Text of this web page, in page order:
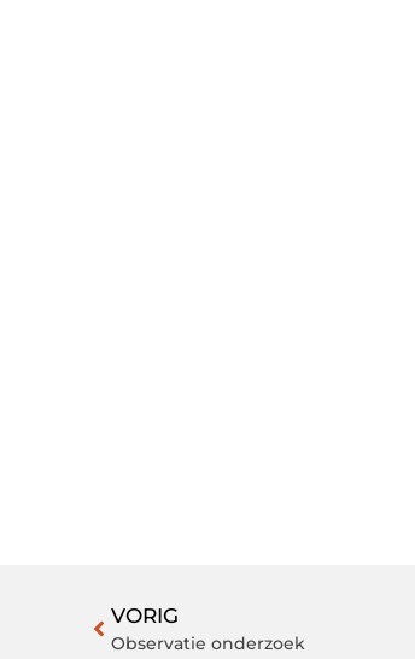
VORIG
Observatie onderzoek